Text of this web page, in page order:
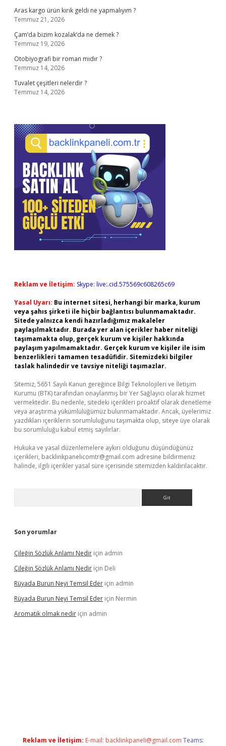
Aras kargo ürün kırık geldi ne yapmalıyım ?
Temmuz 21, 2026
Çam’da bizim kozalak’da ne demek ?
Temmuz 19, 2026
Otobiyografi bir roman mıdır ?
Temmuz 14, 2026
Tuvalet çeşitleri nelerdir ?
Temmuz 14, 2026
Reklam ve İletişim: Skype: live:.cid.575569c608265c69
Yasal Uyarı: Bu internet sitesi, herhangi bir marka, kurum
veya şahıs şirketi ile hiçbir bağlantısı bulunmamaktadır.
Sitede yalnızca kendi hazırladığımız makaleler
paylaşılmaktadır. Burada yer alan içerikler haber niteliği
taşımamakta olup, gerçek kurum ve kişiler hakkında
paylaşım yapılmamaktadır. Gerçek kurum ve kişiler ile isim
benzerlikleri tamamen tesadüfidir. Sitemizdeki bilgiler
taslak halindedir ve tavsiye niteliği taşımazlar.
Sitemiz, 5651 Sayılı Kanun gereğince Bilgi Teknolojileri ve İletişim
Kurumu (BTK) tarafından onaylanmış bir Yer Sağlayıcı olarak hizmet
vermektedir. Bu nedenle, sitedeki içerikleri proaktif olarak denetleme
veya araştırma yükümlülüğümüz bulunmamaktadır. Ancak, üyelerimiz
yazdıkları içeriklerin sorumluluğunu taşımakta olup, siteye üye olarak
bu sorumluluğu kabul etmiş sayılırlar.
Hukuka ve yasal düzenlemelere aykırı olduğunu düşündüğünüz
içerikleri, backlinkpanelicomtr@gmail.com adresine bildirmeniz
halinde, ilgili içerikler yasal süre içerisinde sitemizden kaldırılacaktır.
Son yorumlar
Çileğin Sözlük Anlamı Nedir için admin
Çileğin Sözlük Anlamı Nedir için Deli
Rüyada Burun Neyi Temsil Eder için admin
Rüyada Burun Neyi Temsil Eder için Nermin
Aromatik olmak nedir için admin
Reklam ve İletişim: E-mail: backlinkpaneli@gmail.com Teams: